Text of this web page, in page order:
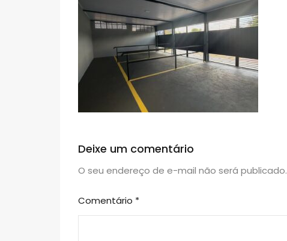
Deixe um comentário
O seu endereço de e-mail não será publicado.
Comentário *